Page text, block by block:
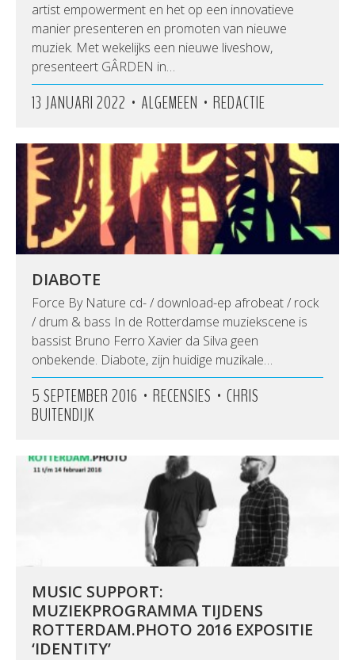
artist empowerment en het op een innovatieve
manier presenteren en promoten van nieuwe
muziek. Met wekelijks een nieuwe liveshow,
presenteert GÂRDEN in…
13 JANUARI 2022 • ALGEMEEN • REDACTIE
DIABOTE
Force By Nature cd- / download-ep afrobeat / rock
/ drum & bass In de Rotterdamse muziekscene is
bassist Bruno Ferro Xavier da Silva geen
onbekende. Diabote, zijn huidige muzikale…
5 SEPTEMBER 2016 • RECENSIES • CHRIS
BUITENDIJK
MUSIC SUPPORT:
MUZIEKPROGRAMMA TIJDENS
ROTTERDAM.PHOTO 2016 EXPOSITIE
‘IDENTITY’